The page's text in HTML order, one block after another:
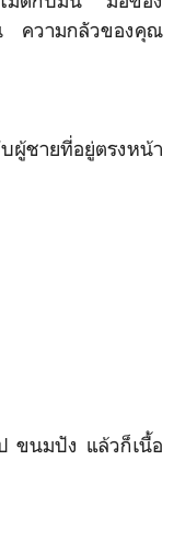
ความกลัวของคุณ
ผู้ชายที่อยู่ตรงหน้า
ขนมปัง แล้วก็เนื้อ